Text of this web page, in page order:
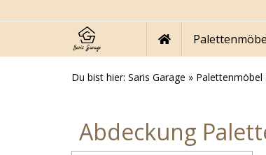
to
content
Du bist hier: Saris Garage » Palettenmöbel
Abdeckung